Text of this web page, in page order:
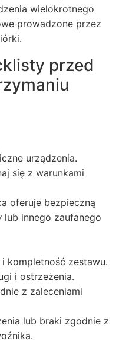
wielokrotnego
prowadzone przez
przed
urządzenia.
się z warunkami
oferuje bezpieczną
lub innego zaufanego
kompletność zestawu.
i ostrzeżenia.
z zaleceniami
lub braki zgodnie z